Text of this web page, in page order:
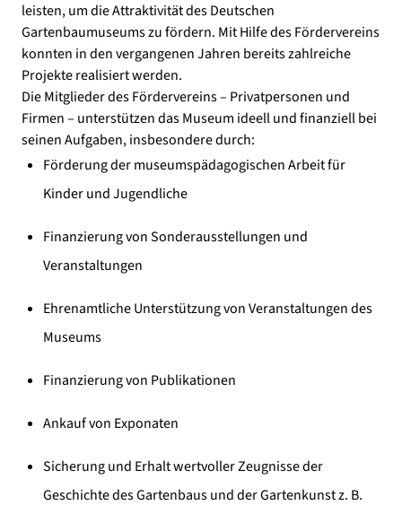
leisten, um die Attraktivität des Deutschen
Gartenbaumuseums zu fördern. Mit Hilfe des Fördervereins
konnten in den vergangenen Jahren bereits zahlreiche
Projekte realisiert werden.
Die Mitglieder des Fördervereins – Privatpersonen und
Firmen – unterstützen das Museum ideell und finanziell bei
seinen Aufgaben, insbesondere durch:
Förderung der museumspädagogischen Arbeit für
Kinder und Jugendliche
Finanzierung von Sonderausstellungen und
Veranstaltungen
Ehrenamtliche Unterstützung von Veranstaltungen des
Museums
Finanzierung von Publikationen
Ankauf von Exponaten
Sicherung und Erhalt wertvoller Zeugnisse der
Geschichte des Gartenbaus und der Gartenkunst z. B.